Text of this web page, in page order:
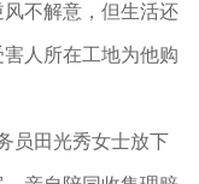
不解意，但生活还
人所在工地为他购
员田光秀女士放下